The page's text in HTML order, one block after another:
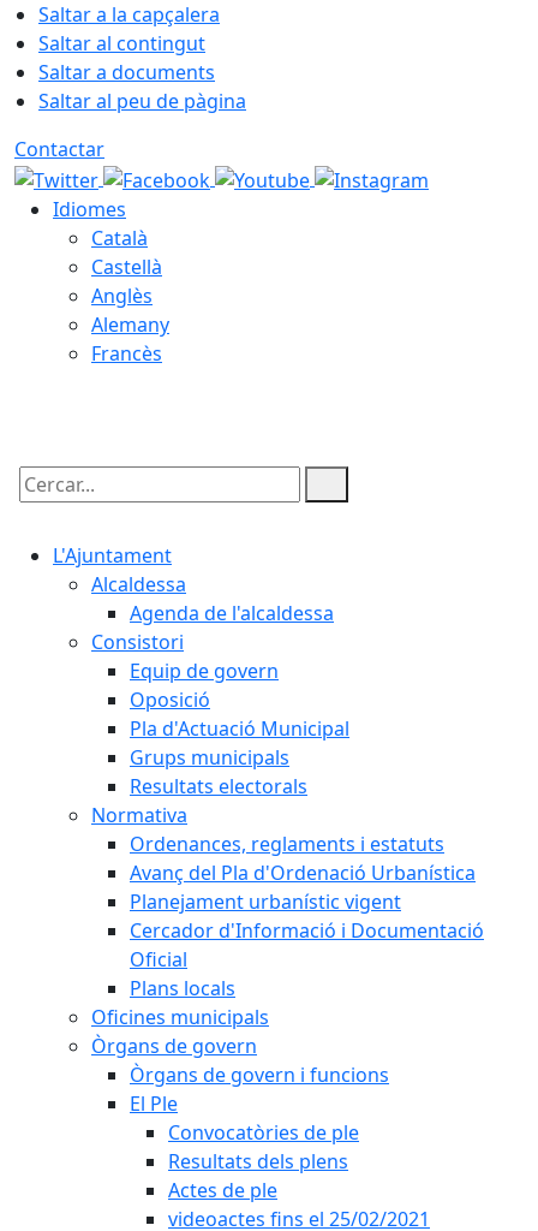
Saltar a la capçalera
Saltar al contingut
Saltar a documents
Saltar al peu de pàgina
Contactar
Idiomes
Català
Castellà
Anglès
Alemany
Francès
Cercar:
L'Ajuntament
Alcaldessa
Agenda de l'alcaldessa
Consistori
Equip de govern
Oposició
Pla d'Actuació Municipal
Grups municipals
Resultats electorals
Normativa
Ordenances, reglaments i estatuts
Avanç del Pla d'Ordenació Urbanística
Planejament urbanístic vigent
Cercador d'Informació i Documentació
Oficial
Plans locals
Oficines municipals
Òrgans de govern
Òrgans de govern i funcions
El Ple
Convocatòries de ple
Resultats dels plens
Actes de ple
videoactes fins el 25/02/2021